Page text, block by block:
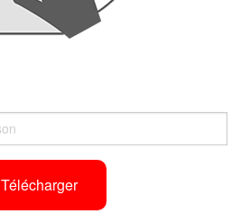
Télécharger